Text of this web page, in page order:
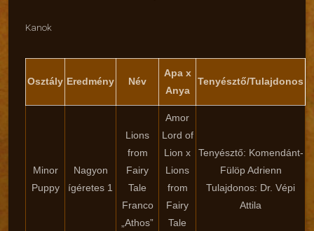
Kanok
Osztály Eredmény Név
Apa x
Anya
Tenyésztő/Tulajdonos
Minor
Puppy
Nagyon
ígéretes 1
Lions
from
Fairy
Tale
Franco
„Athos”
Amor
Lord of
Lion x
Lions
from
Fairy
Tale
Tenyésztő: Komendánt-
Fülöp Adrienn
Tulajdonos: Dr. Vépi
Attila